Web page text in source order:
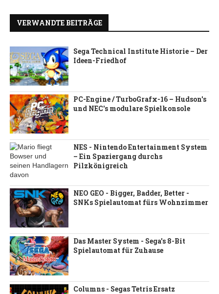
VERWANDTE BEITRÄGE
Sega Technical Institute Historie – Der
Ideen-Friedhof
PC-Engine / TurboGrafx-16 – Hudson's
und NEC's modulare Spielkonsole
NES - Nintendo Entertainment System
– Ein Spaziergang durchs
Pilzkönigreich
NEO GEO - Bigger, Badder, Better -
SNKs Spielautomat fürs Wohnzimmer
Das Master System - Sega's 8-Bit
Spielautomat für Zuhause
Columns - Segas Tetris Ersatz